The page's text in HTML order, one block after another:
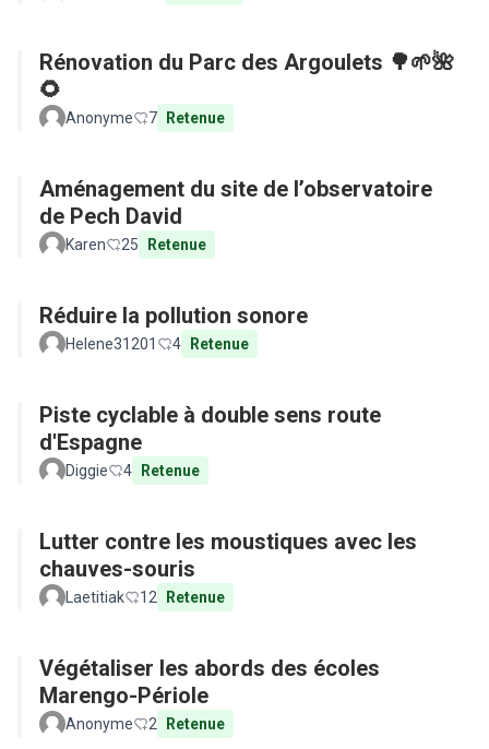
Rénovation du Parc des Argoulets 🌳🌱🌺
🌻
Anonyme 7 Retenue
Aménagement du site de l’observatoire
de Pech David
Karen 25 Retenue
Réduire la pollution sonore
Helene31201 4 Retenue
Piste cyclable à double sens route
d'Espagne
Diggie 4 Retenue
Lutter contre les moustiques avec les
chauves-souris
Laetitiak 12 Retenue
Végétaliser les abords des écoles
Marengo-Périole
Anonyme 2 Retenue